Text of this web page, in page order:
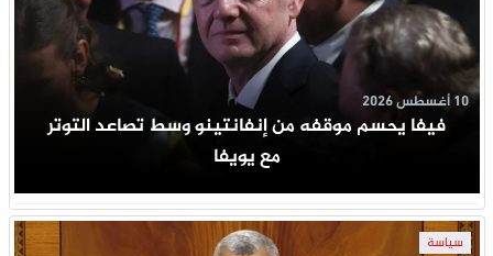
فيفا يحسم موقفه من إنفانتينو وسط تصاعد التوتر
مع يويفا
10 أغسطس 2026
سياسة